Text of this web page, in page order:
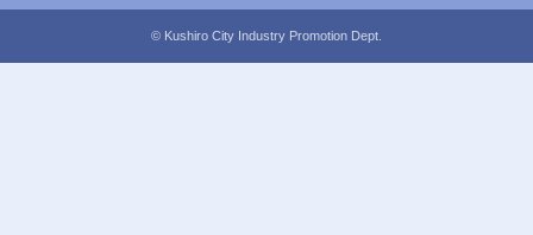
© Kushiro City Industry Promotion Dept.